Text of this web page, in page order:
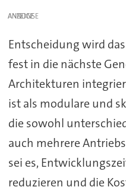
ANZEIGE
Entscheidung wird
fest in die nächste
Architekturen
ist als modulare und
die sowohl
auch mehrere
sei es,
reduzieren und die